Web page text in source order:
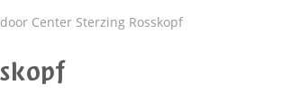
Center Sterzing Rosskopf